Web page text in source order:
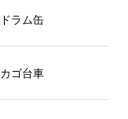
ドラム缶
カゴ台車